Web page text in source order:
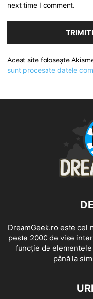
next time I comment.
Acest site folosește
sunt procesate datele
DreamGeek.ro este cel
peste 2000 de vise
funcție de elementele
până la